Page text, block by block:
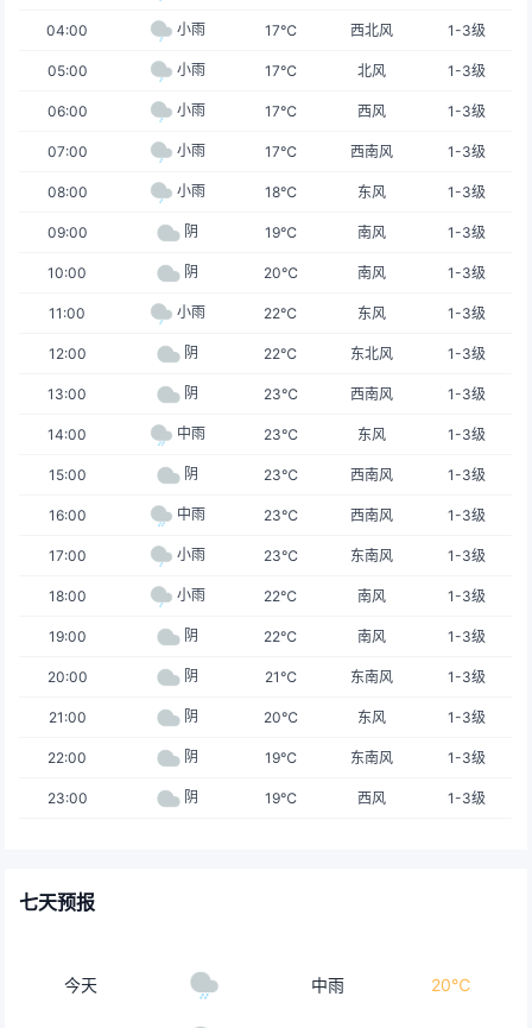
04:00 小雨 17℃ 西北风 1-3级
05:00 小雨 17℃ 北风 1-3级
06:00 小雨 17℃ 西风 1-3级
07:00 小雨 17℃ 西南风 1-3级
08:00 小雨 18℃ 东风 1-3级
09:00 阴 19℃ 南风 1-3级
10:00 阴 20℃ 南风 1-3级
11:00 小雨 22℃ 东风 1-3级
12:00 阴 22℃ 东北风 1-3级
13:00 阴 23℃ 西南风 1-3级
14:00 中雨 23℃ 东风 1-3级
15:00 阴 23℃ 西南风 1-3级
16:00 中雨 23℃ 西南风 1-3级
17:00 小雨 23℃ 东南风 1-3级
18:00 小雨 22℃ 南风 1-3级
19:00 阴 22℃ 南风 1-3级
20:00 阴 21℃ 东南风 1-3级
21:00 阴 20℃ 东风 1-3级
22:00 阴 19℃ 东南风 1-3级
23:00 阴 19℃ 西风 1-3级
七天预报
今天 中雨 20℃